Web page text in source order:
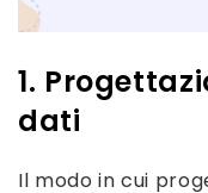
1.
dati
Il modo in cui